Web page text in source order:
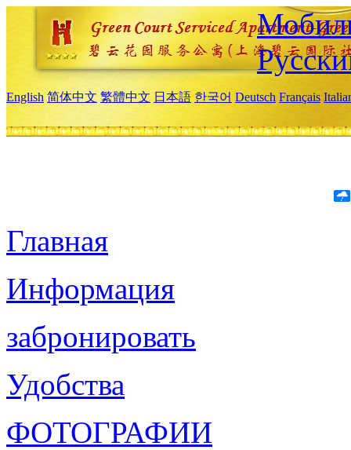
English 简体中文 繁體中文 日本語 한국어 Deutsch Français
Главная
Информация
забронировать
Удобства
ФОТОГРАФИИ